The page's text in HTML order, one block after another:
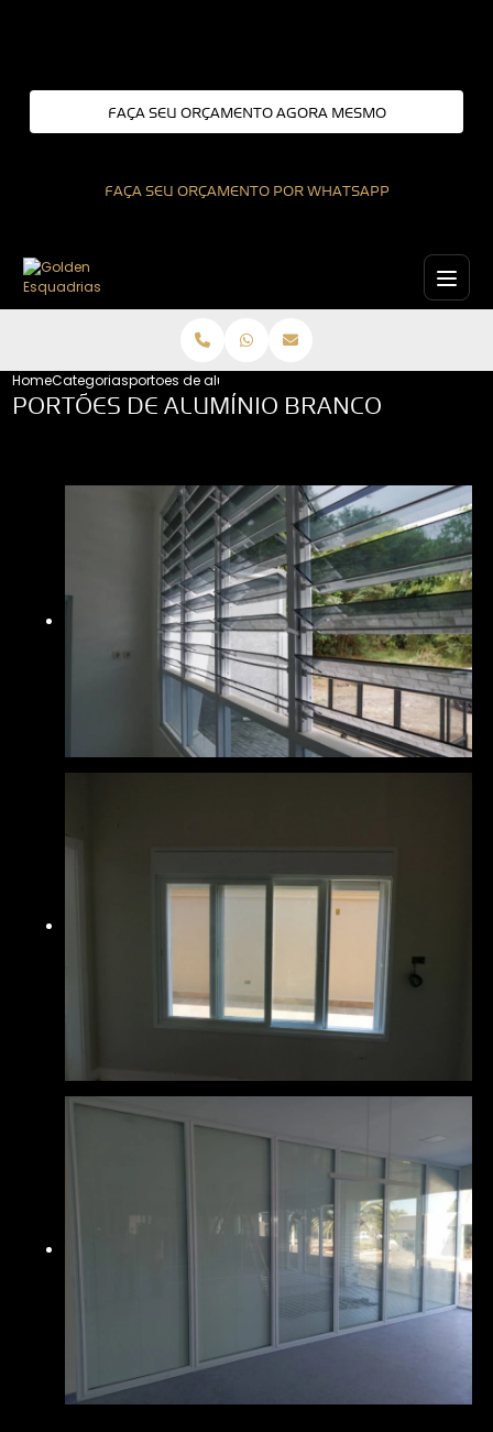
FAÇA SEU ORÇAMENTO AGORA MESMO
FAÇA SEU ORÇAMENTO POR WHATSAPP
HomeCategoriasportoes de aluminio branco
PORTÕES DE ALUMÍNIO BRANCO